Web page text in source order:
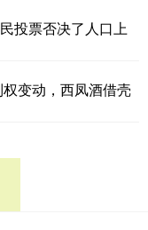
投票否决了人口上
变动，西凤酒借壳